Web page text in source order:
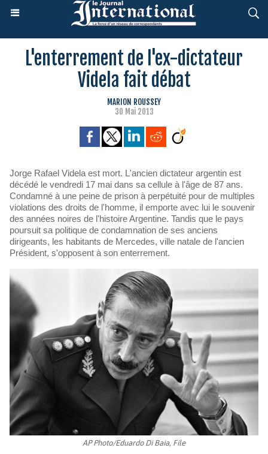
L'enterrement de l'ex-dictateur
Videla fait débat
MARION ROUSSEY
30 Mai 2013
Jorge Rafael Videla est mort. L'ancien dictateur argentin est
décédé le vendredi 17 mai dans sa cellule à l'âge de 87 ans.
Condamné à une peine de prison à perpétuité pour de multiples
violations des droits de l'homme, il emporte avec lui le souvenir
des années noires de l'histoire Argentine. Tandis que le pays
poursuit sa politique de condamnation de ses anciens
dirigeants, les habitants de Mercedes, ville natale de l'ancien
Président, s'opposent à son enterrement.
AP Photo/Eduardo Di Baia, File